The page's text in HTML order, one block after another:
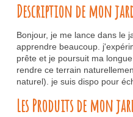
Description de mon
Bonjour, je me lance dans le
apprendre beaucoup.
prête et je poursuit ma
rendre ce terrain
naturel). je suis dispo pour
Les Produits de mon